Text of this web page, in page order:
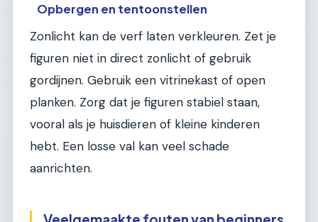
Opbergen en tentoonstellen
Zonlicht kan de verf laten verkleuren. Zet je
figuren niet in direct zonlicht of gebruik
gordijnen. Gebruik een vitrinekast of open
planken. Zorg dat je figuren stabiel staan,
vooral als je huisdieren of kleine kinderen
hebt. Een losse val kan veel schade
aanrichten.